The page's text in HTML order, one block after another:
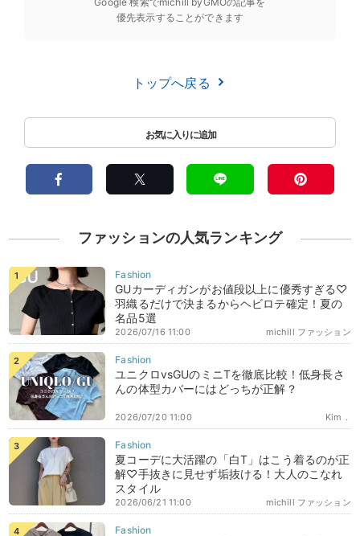
優先表示することができます
トップへ戻る
ファッションの人気ランキング
GUカーディガンがお値段以上に優秀すぎる♡
羽織るだけで決まるからヘビロテ確定！夏の
名品5選
michill ファッション
2026/07/16 11:00
ユニクロvsGUのミニTを徹底比較！低身長さ
んの体型カバーにはどっちが正解？
Kim．
2026/07/20 11:00
夏コーデに大活躍の「白T」はこう着るのが正
解♡手抜きに見せず垢抜ける！大人のこなれ
スタイル
michill ファッション
2026/06/21 11:00